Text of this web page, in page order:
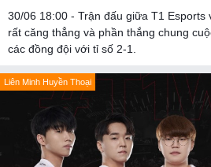
30/06 18:00 - Trận đấu giữa T1 Esports
rất căng thẳng và phần thắng chung
các đồng đội với tỉ số 2-1.
Liên Minh Huyền Thoại